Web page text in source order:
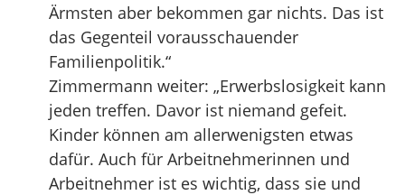
Ärmsten aber bekommen gar nichts. Das ist
das Gegenteil vorausschauender
Familienpolitik.“
Zimmermann weiter: „Erwerbslosigkeit kann
jeden treffen. Davor ist niemand gefeit.
Kinder können am allerwenigsten etwas
dafür. Auch für Arbeitnehmerinnen und
Arbeitnehmer ist es wichtig, dass sie und